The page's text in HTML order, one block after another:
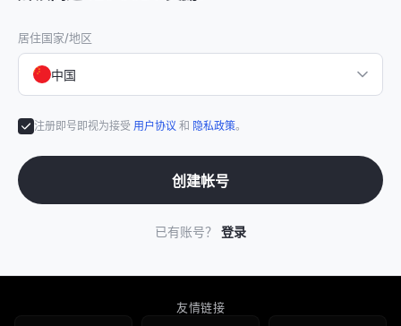
居住国家/地区
中国
注册即号即视为接受 用户协议 和 隐私政策。
创建帐号
已有账号？ 登录
友情链接